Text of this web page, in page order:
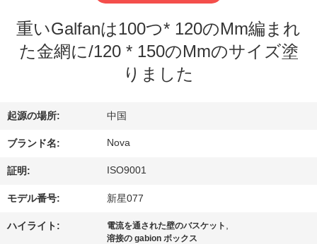
オ
シ
ョ
ー
わ
重いGalfanは100つ* 120のMm編まれ
た金網に/120 * 150のMmのサイズ塗
りました
起源の場所: 中国
ブランド名: Nova
証明: ISO9001
モデル番号: 新星077
ハイライト: 電流を通された壁のバスケット ,
溶接の gabion ボックス